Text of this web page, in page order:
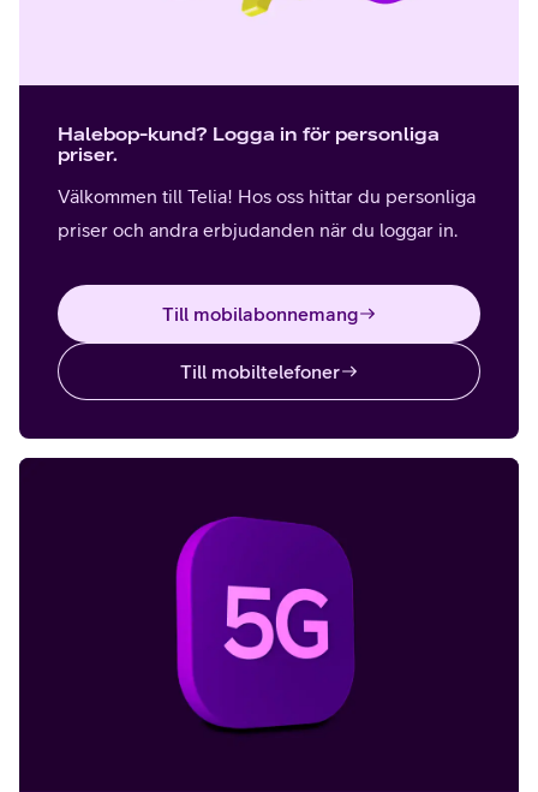
Halebop-kund? Logga in för personliga
priser.
Välkommen till Telia! Hos oss hittar du personliga
priser och andra erbjudanden när du loggar in.
Till mobilabonnemang
Till mobiltelefoner